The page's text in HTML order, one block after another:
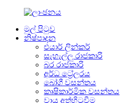
මුල් පිටුව
නිෂ්පාදන
එයාර් ලින්කර්
සැහැල්ලු රාජකාරි
බර රාජකාරි
අර්ධ ට්‍රේලරය
බෝගී වසන්තය
කෘෂිකාර්මික වසන්තය
වායු අත්හිටුවීම